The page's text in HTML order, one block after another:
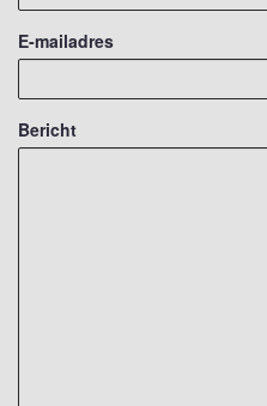
E-mailadres
Bericht